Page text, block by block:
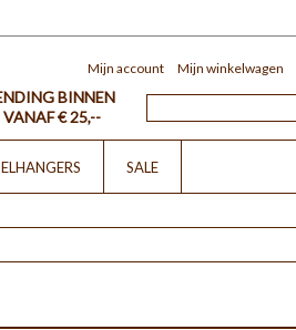
BINNEN
€ 25,--
Mijn account Mijn winkelwagen
SALE